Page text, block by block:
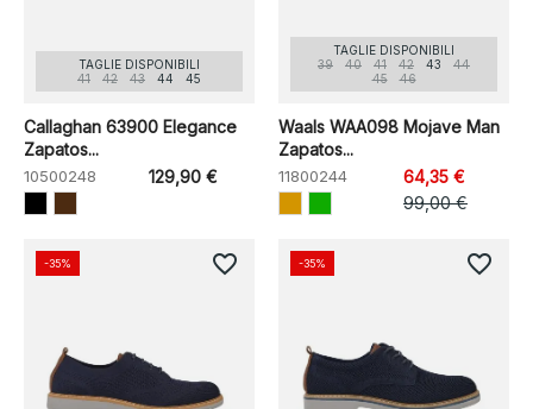
TAGLIE DISPONIBILI
41
42 43 44 45
Callaghan 63900 Elegance
Zapatos...
10500248 129,90 €
TAGLIE DISPONIBILI
39
40 41 42 43
44
45
46
Waals WAA098 Mojave Man
Zapatos...
11800244
64,35 €
99,00 €
-35% favorite_border -35% favorite_border